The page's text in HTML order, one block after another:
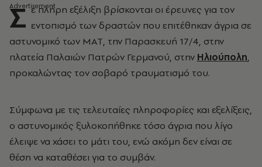
Σ ε πλήρη εξέλιξη βρίσκονται οι έρευνες για τον
εντοπισμό των δραστών που επιτέθηκαν άγρια σε
αστυνομικό των ΜΑΤ, την Παρασκευή 17/4, στην
πλατεία Παλαιών Πατρών Γερμανού, στην Ηλιούπολη,
προκαλώντας τον σοβαρό τραυματισμό του.
Σύμφωνα με τις τελευταίες πληροφορίες και εξελίξεις,
ο αστυνομικός ξυλοκοπήθηκε τόσο άγρια που λίγο
έλειψε να χάσει το μάτι του, ενώ ακόμη δεν είναι σε
θέση να καταθέσει για το συμβάν.